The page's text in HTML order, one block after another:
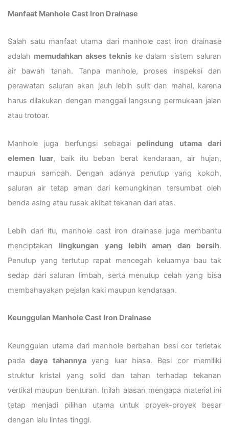
Manfaat Manhole Cast Iron Drainase
Salah satu manfaat utama dari manhole cast iron drainase
adalah memudahkan akses tekniske dalam sistem saluran
air bawah tanah. Tanpa manhole, proses inspeksi dan
perawatan saluran akan jauh lebih sulit dan mahal, karena
harus dilakukan dengan menggali langsung permukaan jalan
atau trotoar.
Manhole juga berfungsi sebagai pelindung utama dari
elemen luar, baik itu beban berat kendaraan, air hujan,
maupun sampah. Dengan adanya penutup yang kokoh,
saluran air tetap aman dari kemungkinan tersumbat oleh
benda asing atau rusak akibat tekanan dari atas.
Lebih dari itu, manhole cast iron drainase juga membantu
menciptakan lingkungan yang lebih aman dan bersih.
Penutup yang tertutup rapat mencegah keluarnya bau tak
sedap dari saluran limbah, serta menutup celah yang bisa
membahayakan pejalan kaki maupun kendaraan.
Keunggulan Manhole Cast Iron Drainase
Keunggulan utama dari manhole berbahan besi cor terletak
padadaya tahannyayang luar biasa. Besi cor memiliki
struktur kristal yang solid dan tahan terhadap tekanan
vertikal maupun benturan. Inilah alasan mengapa material ini
tetap menjadi pilihan utama untuk proyek-proyek besar
dengan lalu lintas tinggi.